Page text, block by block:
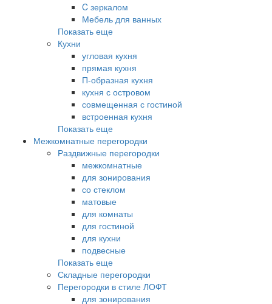
C зеркалом
Мебель для ванных
Показать еще
Кухни
угловая кухня
прямая кухня
П-образная кухня
кухня с островом
совмещенная с гостиной
встроенная кухня
Показать еще
Межкомнатные перегородки
Раздвижные перегородки
межкомнатные
для зонирования
со стеклом
матовые
для комнаты
для гостиной
для кухни
подвесные
Показать еще
Складные перегородки
Перегородки в стиле ЛОФТ
для зонирования